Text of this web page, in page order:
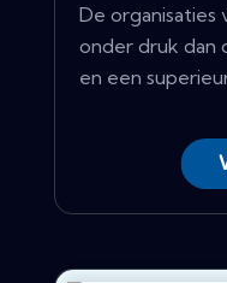
De organisaties
onder druk dan
en een